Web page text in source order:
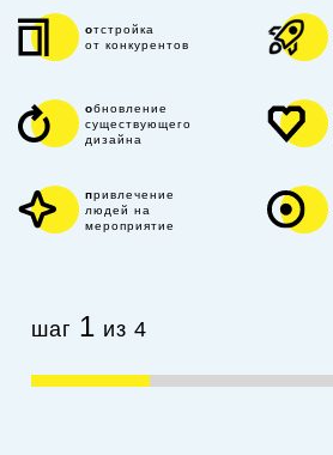
отстройка
от конкурентов
обновление
существующего
дизайна
привлечение
людей на
мероприятие
шаг 1 из 4